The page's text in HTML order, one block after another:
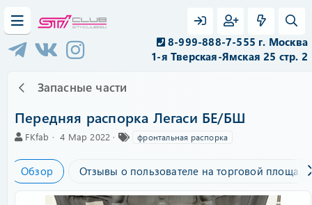
8-999-888-7-555 г. Москва
1-я Тверская-Ямская 25 стр. 2
Запасные части
Передняя распорка Легаси БЕ/БШ
А
т
о
р
FKfab
C
e
a
i
4 Мар 2022
и
фронтальная распорка
Обзор Отзывы о пользователе на торговой